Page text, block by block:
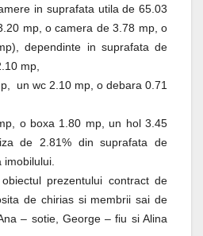
in suprafata utila de 65.03
mp, o camera de 3.78 mp, o
dependinte in suprafata de
mp,
un wc 2.10 mp, o debara 0.71
o boxa 1.80 mp, un hol 3.45
de 2.81% din suprafata de
prezentului contract de
de chirias si membrii sai de
– sotie, George – fiu si Alina